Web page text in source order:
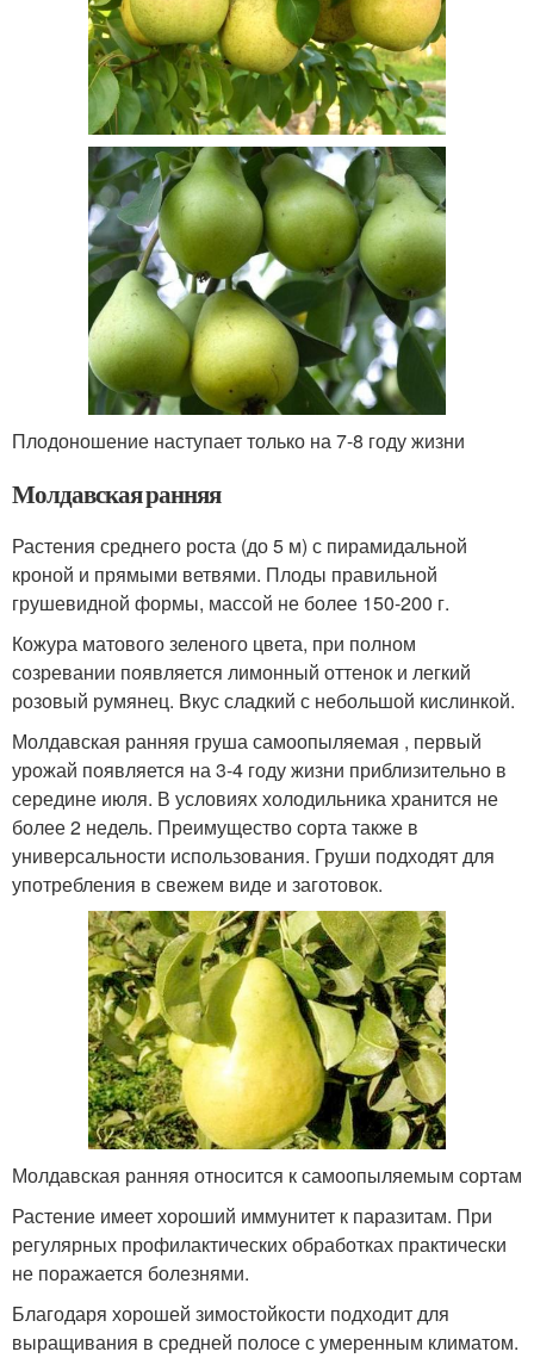
Плодоношение наступает только на 7-8 году жизни
Молдавская ранняя
Растения среднего роста (до 5 м) с пирамидальной
кроной и прямыми ветвями. Плоды правильной
грушевидной формы, массой не более 150-200 г.
Кожура матового зеленого цвета, при полном
созревании появляется лимонный оттенок и легкий
розовый румянец. Вкус сладкий с небольшой кислинкой.
Молдавская ранняя груша самоопыляемая , первый
урожай появляется на 3-4 году жизни приблизительно в
середине июля. В условиях холодильника хранится не
более 2 недель. Преимущество сорта также в
универсальности использования. Груши подходят для
употребления в свежем виде и заготовок.
Молдавская ранняя относится к самоопыляемым сортам
Растение имеет хороший иммунитет к паразитам. При
регулярных профилактических обработках практически
не поражается болезнями.
Благодаря хорошей зимостойкости подходит для
выращивания в средней полосе с умеренным климатом.